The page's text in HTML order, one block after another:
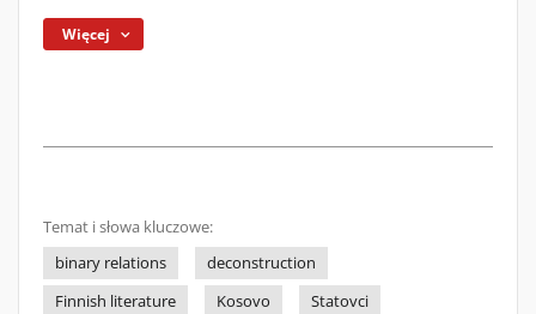
Więcej
Temat i słowa kluczowe:
binary relations
deconstruction
Finnish literature
Kosovo Statovci